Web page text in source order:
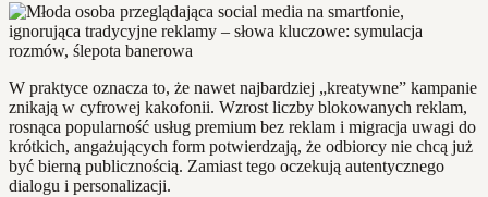
W praktyce oznacza to, że nawet najbardziej „kreatywne” kampanie
znikają w cyfrowej kakofonii. Wzrost liczby blokowanych reklam,
rosnąca popularność usług premium bez reklam i migracja uwagi do
krótkich, angażujących form potwierdzają, że odbiorcy nie chcą już
być bierną publicznością. Zamiast tego oczekują autentycznego
dialogu i personalizacji.